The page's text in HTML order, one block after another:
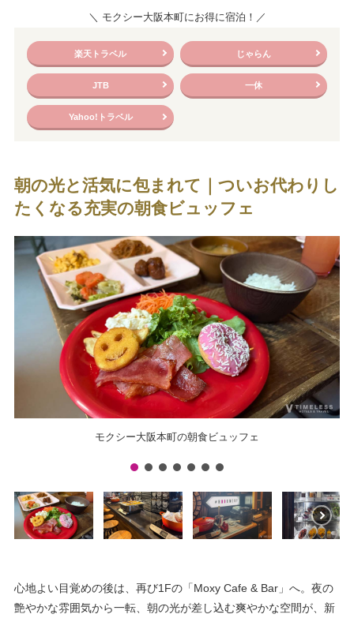
＼ モクシー大阪本町にお得に宿泊！／
楽天トラベル じゃらん
JTB 一休
Yahoo!トラベル
朝の光と活気に包まれて｜ついお代わりし
たくなる充実の朝食ビュッフェ
モクシー大阪本町の朝食ビュッフェ
心地よい目覚めの後は、再び1Fの「Moxy Cafe & Bar」へ。夜の
艶やかな雰囲気から一転、朝の光が差し込む爽やかな空間が、新